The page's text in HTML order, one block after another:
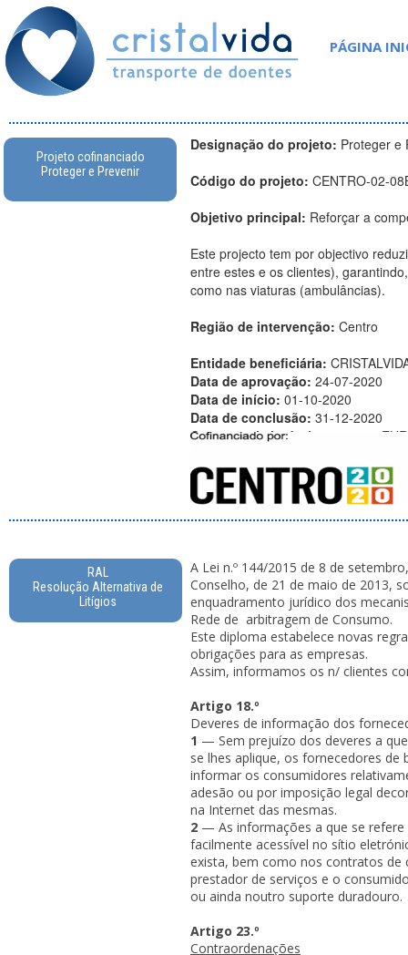
PÁGINA
A Lei n.º 144/2015 de 8 de
Conselho, de 21 de maio de 2013,
enquadramento jurídico dos
Rede de arbitragem de Consumo.
Este diploma estabelece novas
obrigações para as empresas.
Assim, informamos os n/ clientes
Artigo 18.º
Deveres de informação dos
1 — Sem prejuízo dos deveres a
se lhes aplique, os fornecedores
informar os consumidores
adesão ou por imposição legal
na Internet das mesmas.
2 — As informações a que se
facilmente acessível no sítio
exista, bem como nos contratos de
prestador de serviços e o
ou ainda noutro suporte duradouro.
Artigo 23.º
Contraordenações
RAL
Resolução Alternativa de
Litígios
Projeto cofinanciado
Proteger e Prevenir
Designação do projeto: Proteger e
Código do projeto: CENTRO-02-
Objetivo principal: Reforçar a
Este projecto tem por objectivo
entre estes e os clientes),
como nas viaturas (ambulâncias).
Região de intervenção: Centro
Entidade beneficiária:
Data de aprovação: 24-07-2020
Data de início: 01-10-2020
Data de conclusão: 31-12-2020
Custo total elegível:
14 366,40 EUR